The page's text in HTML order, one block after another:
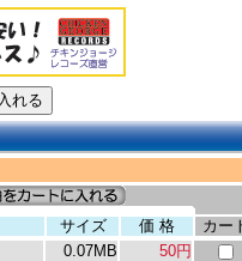
サイズ 価 格
カー
0.07MB
50円